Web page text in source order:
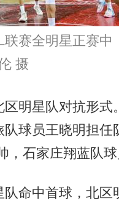
赛全明星正赛中
摄
明星队对抗形式
球员王晓明担任
石家庄翔蓝队球
中首球，北区